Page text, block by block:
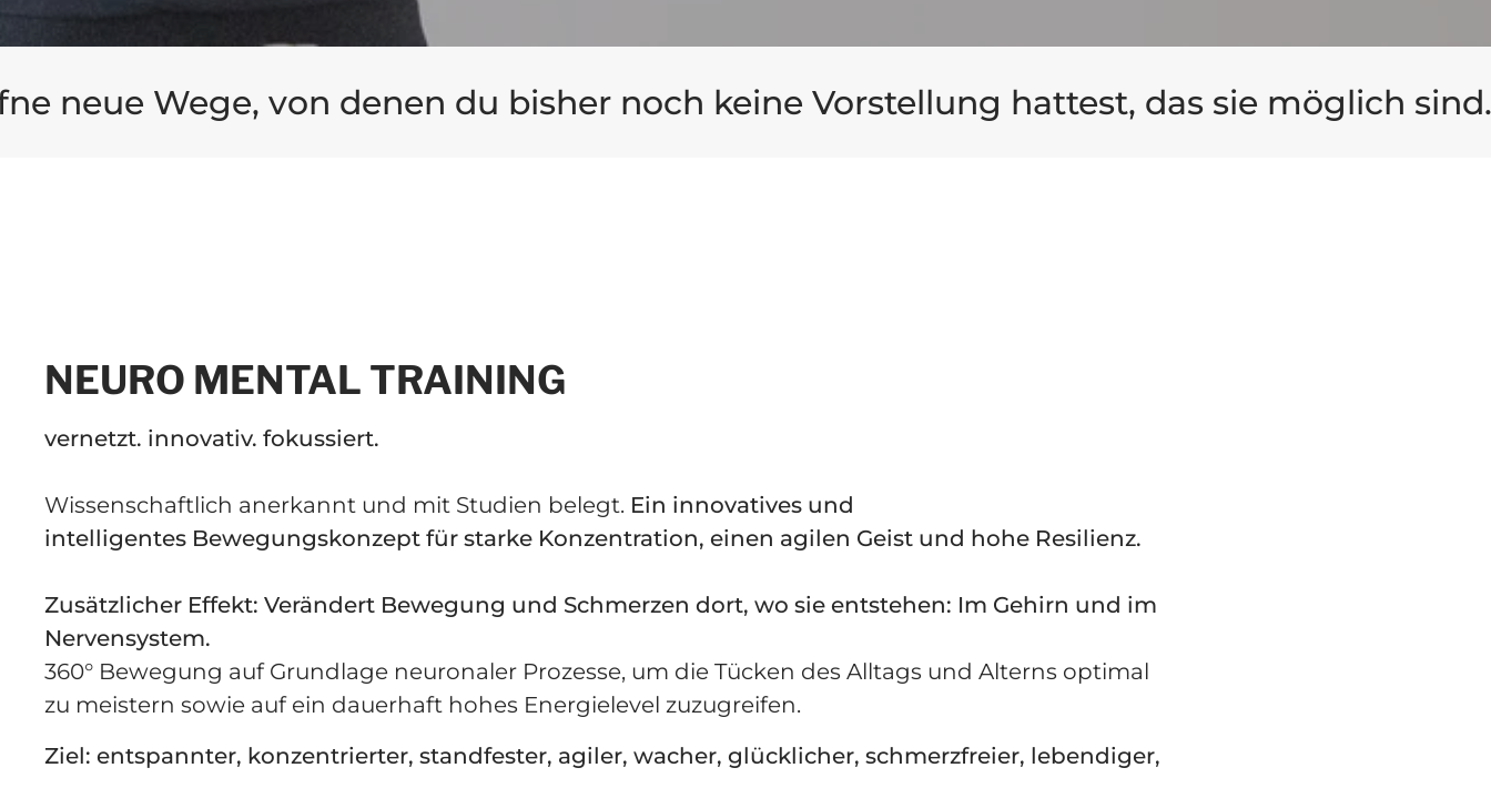
neue Wege, von denen du bisher noch keine Vorstellung hattest, das sie möglich sind.
NEURO MENTAL TRAINING
vernetzt. innovativ. fokussiert.
Wissenschaftlich anerkannt und mit Studien belegt. Ein innovatives und
intelligentes Bewegungskonzept für starke Konzentration, einen agilen Geist und hohe Resilienz.
Zusätzlicher Effekt: Verändert Bewegung und Schmerzen dort, wo sie entstehen: Im Gehirn und im
Nervensystem.
360° Bewegung auf Grundlage neuronaler Prozesse, um die Tücken des Alltags und Alterns optimal
zu meistern sowie auf ein dauerhaft hohes Energielevel zuzugreifen.
Ziel: entspannter, konzentrierter, standfester, agiler, wacher, glücklicher, schmerzfreier, lebendiger,